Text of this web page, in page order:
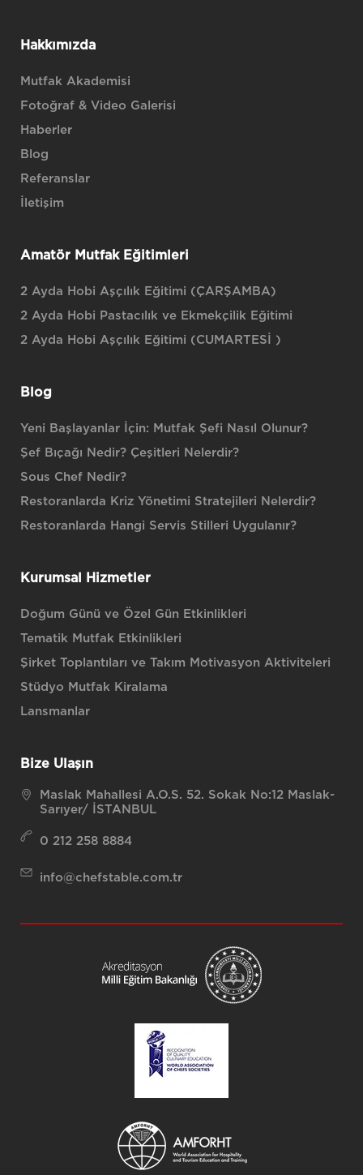
Hakkımızda
Mutfak Akademisi
Fotoğraf & Video Galerisi
Haberler
Blog
Referanslar
İletişim
Amatör Mutfak Eğitimleri
2 Ayda Hobi Aşçılık Eğitimi (ÇARŞAMBA)
2 Ayda Hobi Pastacılık ve Ekmekçilik Eğitimi
2 Ayda Hobi Aşçılık Eğitimi (CUMARTESİ )
Blog
Yeni Başlayanlar İçin: Mutfak Şefi Nasıl Olunur?
Şef Bıçağı Nedir? Çeşitleri Nelerdir?
Sous Chef Nedir?
Restoranlarda Kriz Yönetimi Stratejileri Nelerdir?
Restoranlarda Hangi Servis Stilleri Uygulanır?
Kurumsal Hizmetler
Doğum Günü ve Özel Gün Etkinlikleri
Tematik Mutfak Etkinlikleri
Şirket Toplantıları ve Takım Motivasyon Aktiviteleri
Stüdyo Mutfak Kiralama
Lansmanlar
Bize Ulaşın
Maslak Mahallesi A.O.S. 52. Sokak No:12 Maslak-
Sarıyer/ İSTANBUL
0 212 258 8884
info@chefstable.com.tr